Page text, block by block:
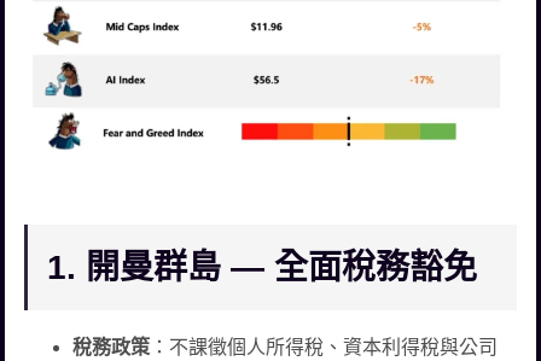
1. 開曼群島 — 全面稅務豁免
稅務政策 ：不課徵個人所得稅、資本利得稅與公司